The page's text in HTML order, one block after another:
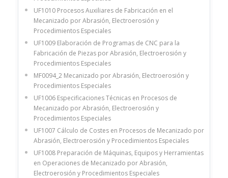
UF1010 Procesos Auxiliares de Fabricación en el
Mecanizado por Abrasión, Electroerosión y
Procedimientos Especiales
UF1009 Elaboración de Programas de CNC para la
Fabricación de Piezas por Abrasión, Electroerosión y
Procedimientos Especiales
MF0094_2 Mecanizado por Abrasión, Electroerosión y
Procedimientos Especiales
UF1006 Especificaciones Técnicas en Procesos de
Mecanizado por Abrasión, Electroerosión y
Procedimientos Especiales
UF1007 Cálculo de Costes en Procesos de Mecanizado por
Abrasión, Electroerosión y Procedimientos Especiales
UF1008 Preparación de Máquinas, Equipos y Herramientas
en Operaciones de Mecanizado por Abrasión,
Electroerosión y Procedimientos Especiales